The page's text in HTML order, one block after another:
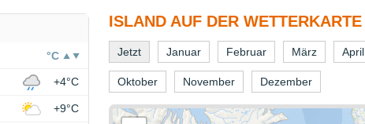
ISLAND AUF DER WETTERKARTE
Jetzt Januar Februar März April
Oktober November Dezember
°C
+4°C
+9°C